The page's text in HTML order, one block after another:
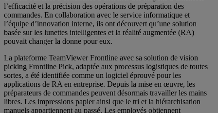
l’efficacité et la précision des opérations de préparation des
commandes. En collaboration avec le service informatique et
l’équipe d’innovation interne, ils ont découvert qu’une solution
basée sur les lunettes intelligentes et la réalité augmentée (RA)
pouvait changer la donne pour eux.
La plateforme TeamViewer Frontline avec sa solution de vision
picking Frontline Pick, adaptée aux processus logistiques de toutes
sortes, a été identifiée comme un logiciel éprouvé pour les
applications de RA en entreprise. Depuis la mise en œuvre, les
préparateurs de commandes peuvent désormais travailler les mains
libres. Les impressions papier ainsi que le tri et la hiérarchisation
manuels appartiennent au passé. Les employés obtiennent